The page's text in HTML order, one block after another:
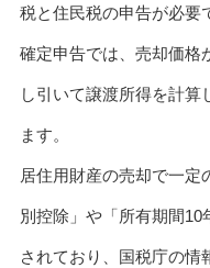
税と住民税の申告が必要
確定申告では、売却価格
し引いて譲渡所得を計算
ます。
居住用財産の売却で一定
別控除」や「所有期間
されており、国税庁の情